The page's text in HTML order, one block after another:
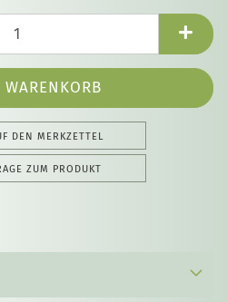
DEN MERKZETTEL
ZUM PRODUKT